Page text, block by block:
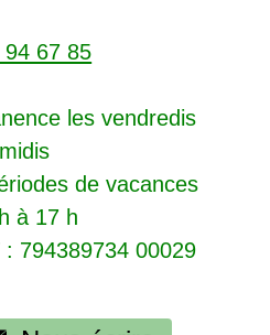
94 67 85
les vendredis
de vacances
à 17 h
: 794389734 00029